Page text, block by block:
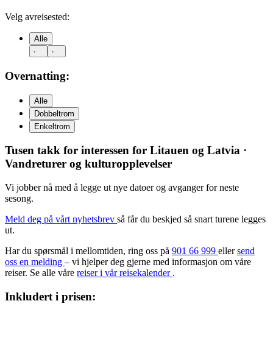
Velg avreisested:
Alle
Overnatting:
Alle
Dobbeltrom
Enkeltrom
Tusen takk for interessen for Litauen og Latvia ·
Vandreturer og kulturopplevelser
Vi jobber nå med å legge ut nye datoer og avganger for neste
sesong.
Meld deg på vårt nyhetsbrev så får du beskjed så snart turene legges
ut.
Har du spørsmål i mellomtiden, ring oss på 901 66 999 ellersend
oss en melding – vi hjelper deg gjerne med informasjon om våre
reiser. Se alle våre reiser i vår reisekalender .
Inkludert i prisen: